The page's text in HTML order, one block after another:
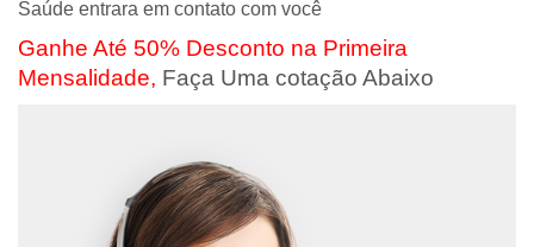
Saúde entrara em contato com você
Ganhe Até 50% Desconto na Primeira
Mensalidade, Faça Uma cotação Abaixo